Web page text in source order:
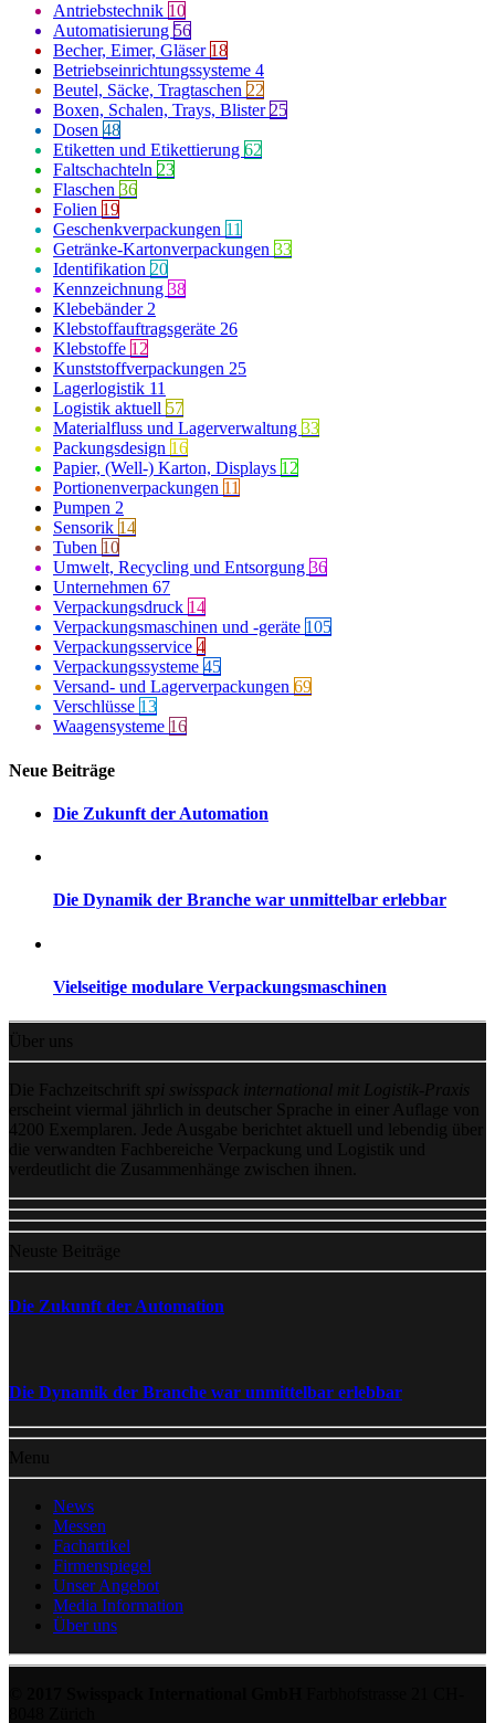
Antriebstechnik 10
Automatisierung 56
Becher, Eimer, Gläser 18
Betriebseinrichtungssysteme 4
Beutel, Säcke, Tragtaschen 22
Boxen, Schalen, Trays, Blister 25
Dosen 48
Etiketten und Etikettierung 62
Faltschachteln 23
Flaschen 36
Folien 19
Geschenkverpackungen 11
Getränke-Kartonverpackungen 33
Identifikation 20
Kennzeichnung 38
Klebebänder 2
Klebstoffauftragsgeräte 26
Klebstoffe 12
Kunststoffverpackungen 25
Lagerlogistik 11
Logistik aktuell 57
Materialfluss und Lagerverwaltung 33
Packungsdesign 16
Papier, (Well-) Karton, Displays 12
Portionenverpackungen 11
Pumpen 2
Sensorik 14
Tuben 10
Umwelt, Recycling und Entsorgung 36
Unternehmen 67
Verpackungsdruck 14
Verpackungsmaschinen und -geräte 105
Verpackungsservice 4
Verpackungssysteme 45
Versand- und Lagerverpackungen 69
Verschlüsse 13
Waagensysteme 16
Neue Beiträge
Die Zukunft der Automation
Die Dynamik der Branche war unmittelbar erlebbar
Vielseitige modulare Verpackungsmaschinen
Über uns
Die Fachzeitschrift
spi swisspack international mit Logistik-Praxis
erscheint viermal jährlich in deutscher Sprache in einer Auflage von
4200 Exemplaren. Jede Ausgabe berichtet aktuell und lebendig über
die verwandten Fachbereiche Verpackung und Logistik und
verdeutlicht die Zusammenhänge zwischen ihnen.
Neuste Beiträge
Die Zukunft der Automation
Die Dynamik der Branche war unmittelbar erlebbar
Menu
News
Messen
Fachartikel
Firmenspiegel
Unser Angebot
Media Information
Über uns